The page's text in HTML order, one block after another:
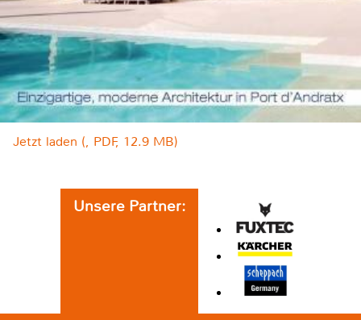
Jetzt laden (, PDF, 12.9 MB)
Unsere Partner: